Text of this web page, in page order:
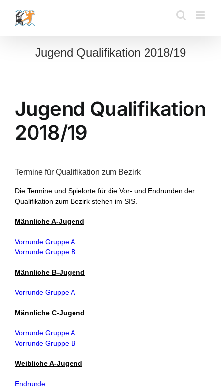
Inhalt
springen
Jugend Qualifikation 2018/19
Jugend Qualifikation
2018/19
Termine für Qualifikation zum Bezirk
Die Termine und Spielorte für die Vor- und Endrunden der
Qualifikation zum Bezirk stehen im SIS.
Männliche A-Jugend
Vorrunde Gruppe A
Vorrunde Gruppe B
Männliche B-Jugend
Vorrunde Gruppe A
Männliche C-Jugend
Vorrunde Gruppe A
Vorrunde Gruppe B
Weibliche A-Jugend
Endrunde